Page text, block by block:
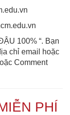
100% “. Bạn
chỉ email hoặc
Comment
PHÍ